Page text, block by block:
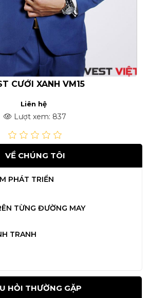
Chỉ:151 NGÔ
QUẬN 10.
CƯỚI XANH VM15
Liên hệ
Lượt xem: 837
VỀ CHÚNG TÔI
PHÁT TRIỂN
TỪNG ĐƯỜNG MAY
TRANH
HỎI THƯỜNG GẶP